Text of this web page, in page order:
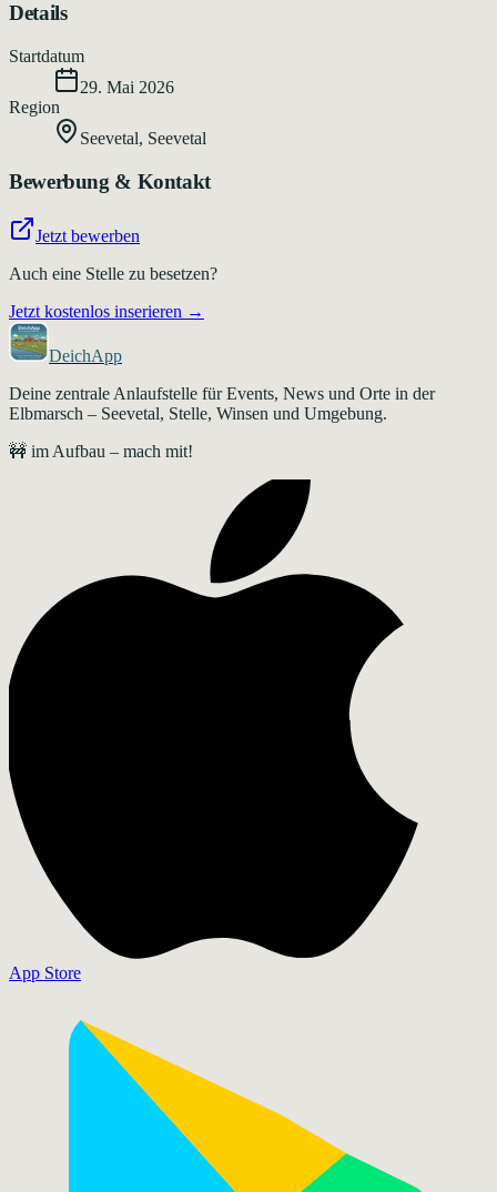
Details
Startdatum
29. Mai 2026
Region
Seevetal, Seevetal
Bewerbung & Kontakt
Jetzt bewerben
Auch eine Stelle zu besetzen?
Jetzt kostenlos inserieren →
DeichApp
Deine zentrale Anlaufstelle für Events, News und Orte in der
Elbmarsch – Seevetal, Stelle, Winsen und Umgebung.
🚧 im Aufbau – mach mit!
App Store